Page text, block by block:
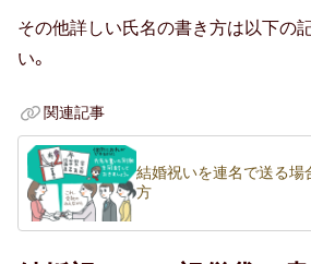
60代男性
その他詳しい氏名の書き方は以下の
い。
関連記事
結婚祝いを連名で送る場
方